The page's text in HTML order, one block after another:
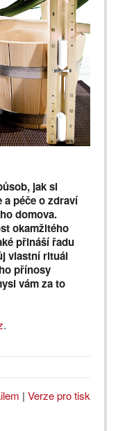
jak si
péče o zdraví
domova.
okamžitého
přináší řadu
vlastní rituál
přínosy
vám za to
.
| Verze pro tisk